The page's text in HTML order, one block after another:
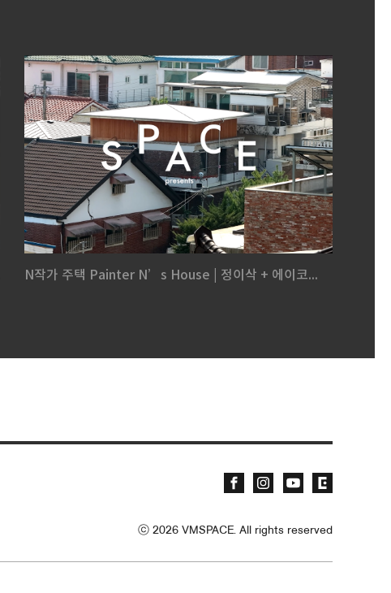
N작가 주택 Painter N’s House | 정이삭 + 에이코...
ⓒ 2026 VMSPACE. All rights reserved